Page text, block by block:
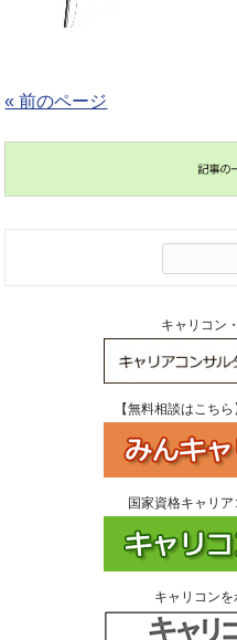
« 前のページ
キャリコン
【無料相談はこち
国家資格キャリ
キャリコン